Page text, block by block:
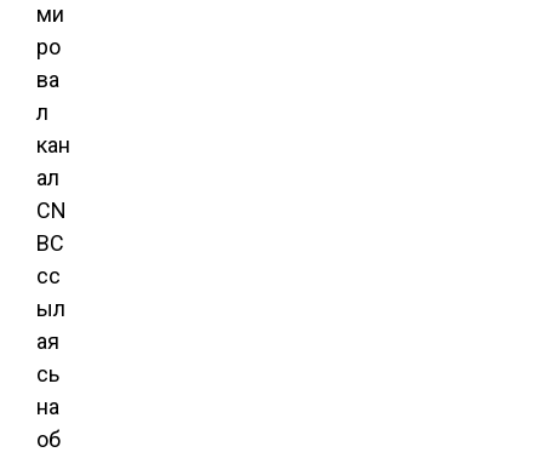
ми
ро
ва
л
кан
ал
CN
BC
сс
ыл
ая
сь
на
об